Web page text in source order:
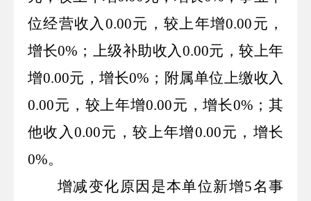
位经营收入 0.00元，较上年增0.00元，
增长0% ；上级补助收入0.00元，较上年
增0.00元，增长0% ；附属单位上缴收入
0.00元，较上年增0.00元，增长0% ；其
他收入0.00元，较上年增0.00元，增长
0%。
增减变化原因是本单位新增5名事